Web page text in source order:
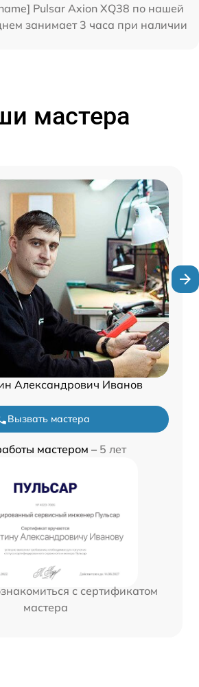
Pulsar Axion XQ38 по нашей
занимает 3 часа при наличии
мастера
Александрович Иванов
Вызвать мастера
мастером – 5 лет
с сертификатом
мастера